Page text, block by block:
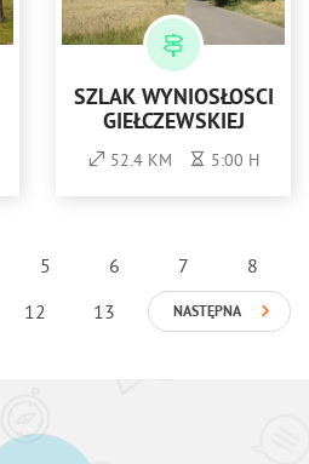
SZLAK WYNIOSŁOŚCI
GIEŁCZEWSKIEJ
52.4 KM 5:00 H
5 6 7
8
12 13 NASTĘPNA